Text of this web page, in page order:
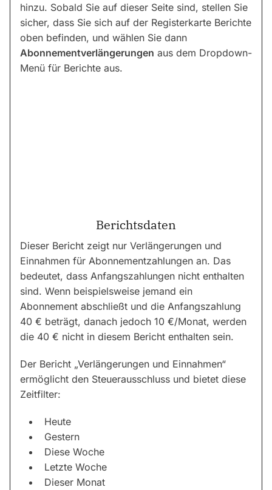
hinzu. Sobald Sie auf dieser Seite sind, stellen Sie
sicher, dass Sie sich auf der Registerkarte Berichte
oben befinden, und wählen Sie dann
Abonnementverlängerungen aus dem Dropdown-
Menü für Berichte aus.
Berichtsdaten
Dieser Bericht zeigt nur Verlängerungen und
Einnahmen für Abonnementzahlungen an. Das
bedeutet, dass Anfangszahlungen nicht enthalten
sind. Wenn beispielsweise jemand ein
Abonnement abschließt und die Anfangszahlung
40 € beträgt, danach jedoch 10 €/Monat, werden
die 40 € nicht in diesem Bericht enthalten sein.
Der Bericht „Verlängerungen und Einnahmen“
ermöglicht den Steuerausschluss und bietet diese
Zeitfilter:
Heute
Gestern
Diese Woche
Letzte Woche
Dieser Monat